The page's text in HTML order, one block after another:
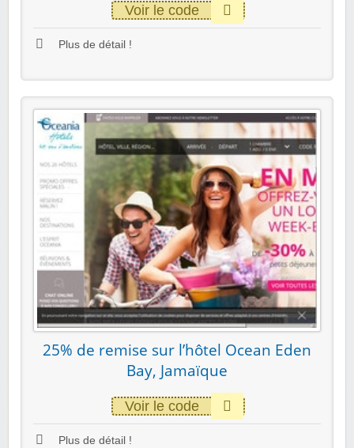
Voir le code
Plus de détail !
25% de remise sur l’hôtel Ocean Eden
Bay, Jamaïque
Voir le code
Plus de détail !